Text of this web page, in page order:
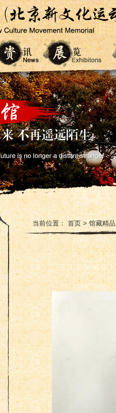
当前位置：首页>馆藏精品